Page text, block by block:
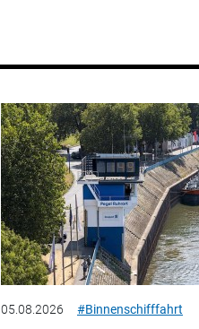
05.08.2026 #Binnenschifffahrt